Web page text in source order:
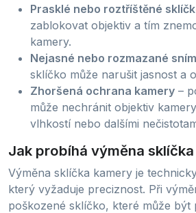
Prasklé nebo roztříštěné
zablokovat objektiv a tím
kamery.
Nejasné nebo rozmazané
sklíčko může narušit jasnost a
Zhoršená ochrana kamery –
může nechránit objektiv
vlhkostí nebo dalšími
Jak probíhá výměna
Výměna sklíčka kamery je
který vyžaduje preciznost. Při
poškozené sklíčko, které může být